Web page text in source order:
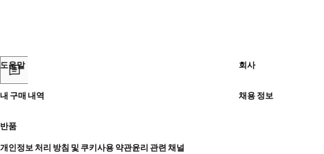
도움말 회사
내 구매 내역 채용 정보
반품
개인정보 처리 방침 및 쿠키사용 약관윤리 관련 채널